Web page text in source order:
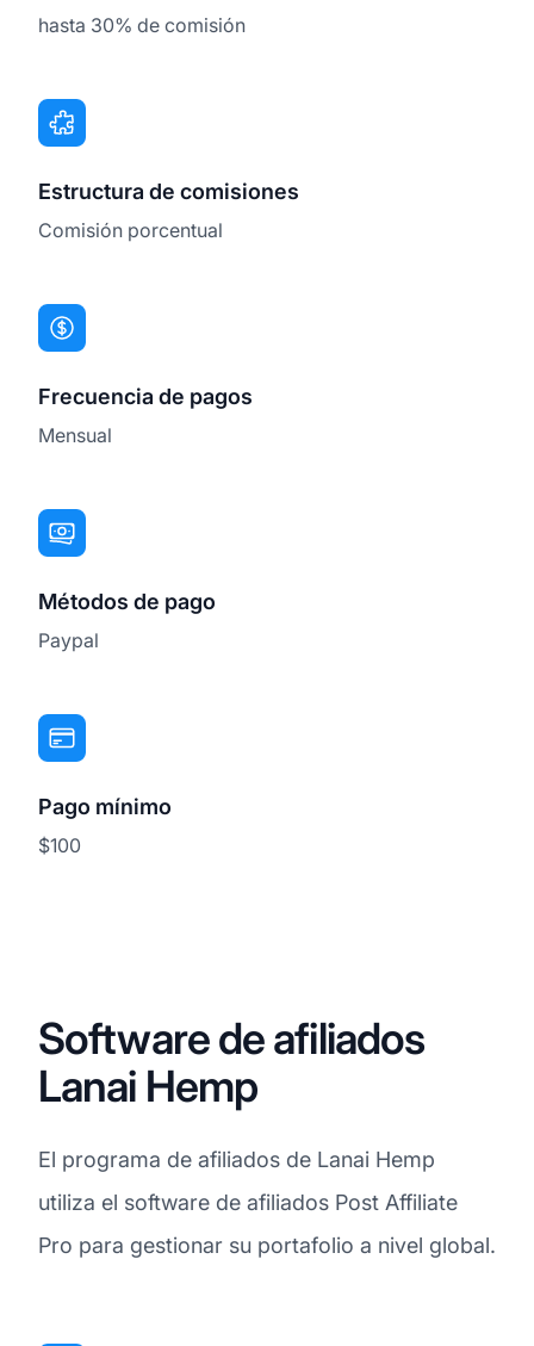
hasta 30% de comisión
Estructura de comisiones
Comisión porcentual
Frecuencia de pagos
Mensual
Métodos de pago
Paypal
Pago mínimo
$100
Software de afiliados
Lanai Hemp
El programa de afiliados de Lanai Hemp
utiliza el software de afiliados Post Affiliate
Pro para gestionar su portafolio a nivel global.